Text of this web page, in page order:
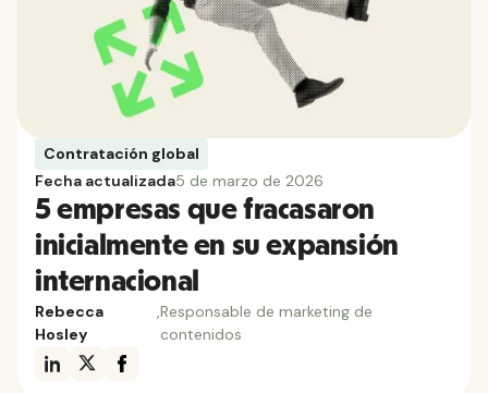
Contratación global
Fecha actualizada5 de marzo de 2026
5 empresas que fracasaron
inicialmente en su expansión
internacional
Rebecca
Hosley
Responsable de marketing de
contenidos